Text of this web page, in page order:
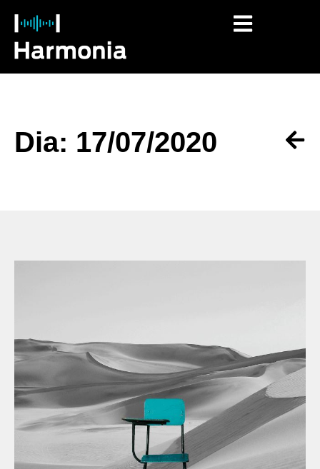
Dia: 17/07/2020